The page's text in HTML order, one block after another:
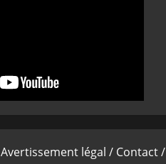
Avertissement légal / Contact /